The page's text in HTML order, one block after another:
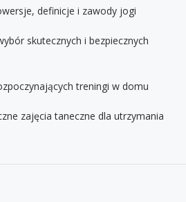
definicje i zawody jogi
skutecznych i bezpiecznych
treningi w domu
zajęcia taneczne dla utrzymania